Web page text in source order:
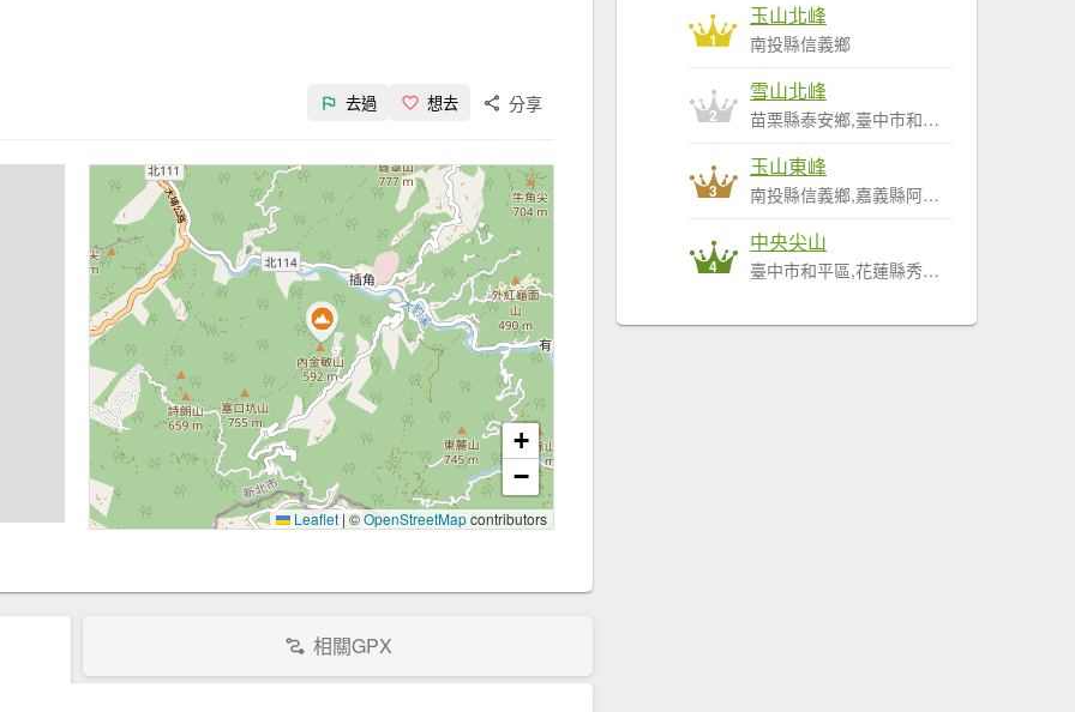
去過 想去 分享
+
−
Leaflet| ©OpenStreetMapcontributors
相關GPX
1
玉山北峰
南投縣信義鄉
2
雪山北峰
苗栗縣泰安鄉,臺中市和平區
3
玉山東峰
南投縣信義鄉,嘉義縣阿里山鄉
4
中央尖山
臺中市和平區,花蓮縣秀林鄉